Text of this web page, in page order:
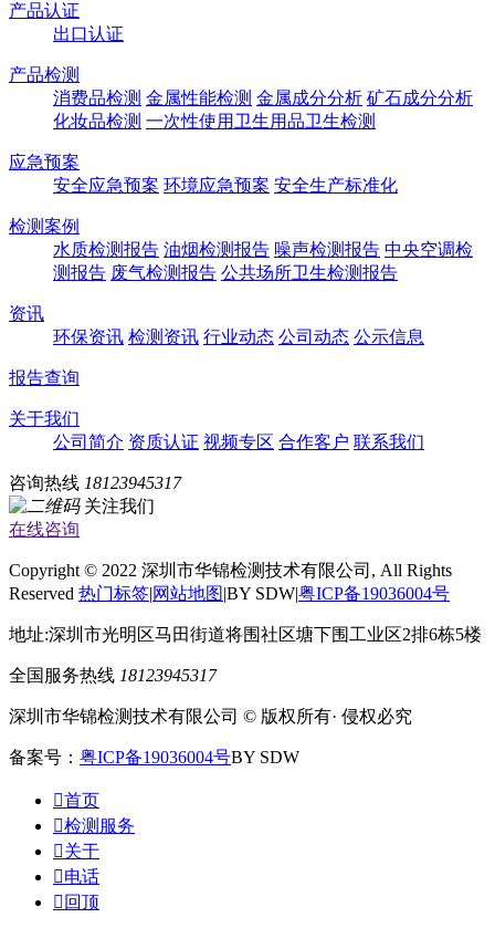
产品认证
出口认证
产品检测
消费品检测 金属性能检测 金属成分分析 矿石成分分析
化妆品检测 一次性使用卫生用品卫生检测
应急预案
安全应急预案 环境应急预案 安全生产标准化
检测案例
水质检测报告 油烟检测报告 噪声检测报告 中央空调检
测报告 废气检测报告 公共场所卫生检测报告
资讯
环保资讯 检测资讯 行业动态 公司动态 公示信息
报告查询
关于我们
公司简介 资质认证 视频专区 合作客户 联系我们
咨询热线 18123945317
关注我们
在线咨询
Copyright © 2022 深圳市华锦检测技术有限公司, All Rights
Reserved 热门标签|网站地图|BY SDW|粤ICP备19036004号
地址:深圳市光明区马田街道将围社区塘下围工业区2排6栋5楼
全国服务热线 18123945317
深圳市华锦检测技术有限公司 © 版权所有· 侵权必究
备案号： 粤ICP备19036004号BY SDW
首页
检测服务
关于
电话
 回顶